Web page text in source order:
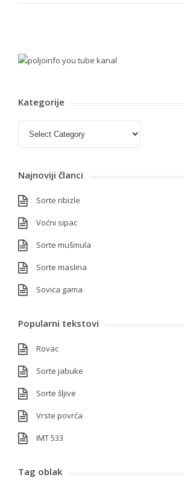
Kategorije
Najnoviji članci
Sorte ribizle
Voćni sipac
Sorte mušmula
Sorte maslina
Sovica gama
Popularni tekstovi
Rovac
Sorte jabuke
Sorte šljive
Vrste povrća
IMT 533
Tag oblak